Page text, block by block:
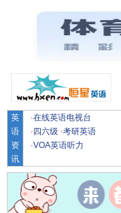
英
语
资
讯
·在线英语电视台
· 四六级 ·考研英语
·VOA英语听力